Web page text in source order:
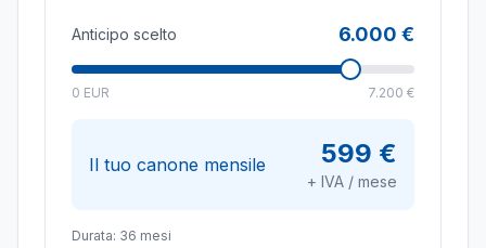
Anticipo scelto 6.000 €
0 EUR 7.200 €
Il tuo canone mensile 599 €
+ IVA / mese
Durata: 36 mesi